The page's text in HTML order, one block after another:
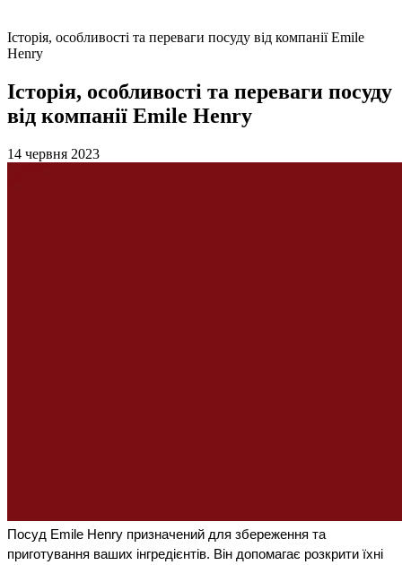
Історія, особливості та переваги посуду від компанії Emile
Henry
Історія, особливості та переваги посуду
від компанії Emile Henry
14 червня 2023
Посуд Emile Henry призначений для збереження та
приготування ваших інгредієнтів. Він допомагає розкрити їхні